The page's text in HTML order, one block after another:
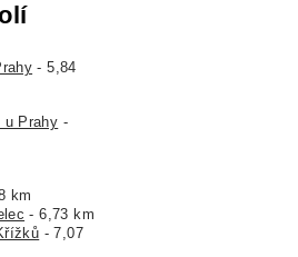
- 5,84
u Prahy -
km
- 6,73 km
- 7,07